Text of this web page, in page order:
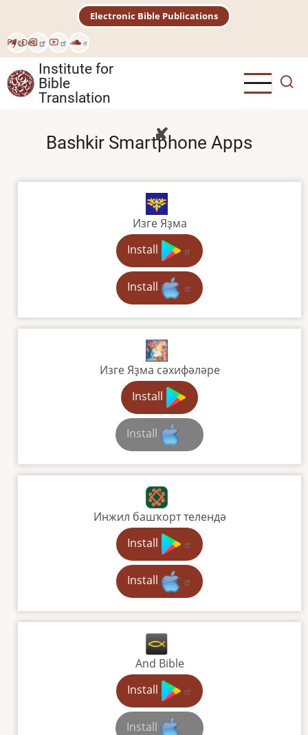
main
content
РусDeu
Electronic Bible Publications
Institute for
Bible
Translation
Bashkir Smartphone Apps
Изге Яҙма
Install
Install
Изге Яҙма сәхифәләре
Install
Install
Инжил башҡорт телендә
Install
Install
And Bible
Install
Install